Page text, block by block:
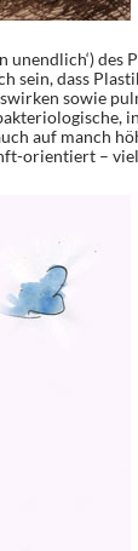
unendlich‘)
sein, dass
sowie
auf manch
orientiert –